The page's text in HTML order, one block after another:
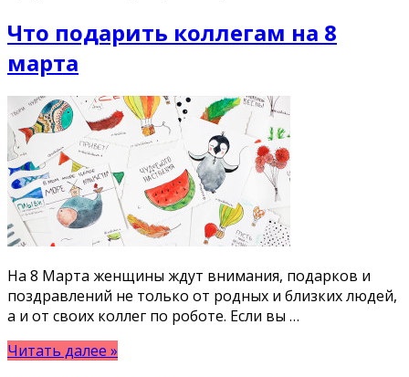
Что подарить коллегам на 8
марта
На 8 Марта женщины ждут внимания, подарков и
поздравлений не только от родных и близких людей,
а и от своих коллег по роботе. Если вы …
Читать далее »